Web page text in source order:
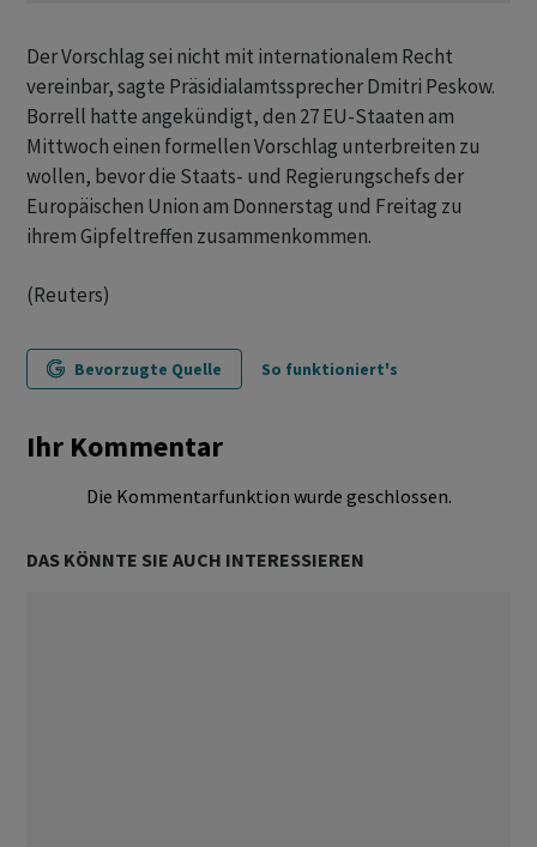
Der Vorschlag sei nicht mit internationalem Recht
vereinbar, sagte Präsidialamtssprecher Dmitri Peskow.
Borrell hatte angekündigt, den 27 EU-Staaten am
Mittwoch einen formellen Vorschlag unterbreiten zu
wollen, bevor die Staats- und Regierungschefs der
Europäischen Union am Donnerstag und Freitag zu
ihrem Gipfeltreffen zusammenkommen.
(Reuters)
Bevorzugte Quelle So funktioniert's
Ihr Kommentar
Die Kommentarfunktion wurde geschlossen.
DAS KÖNNTE SIE AUCH INTERESSIEREN